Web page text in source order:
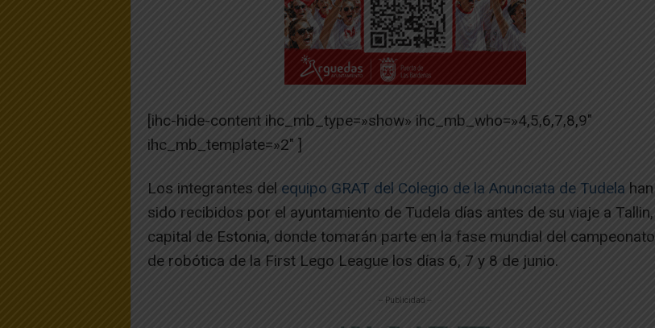
[ihc-hide-content ihc_mb_type=»show» ihc_mb_who=»4,5,6,7,8,9″
ihc_mb_template=»2″ ]
Los integrantes del equipo GRAT del Colegio de la Anunciata de Tudela han
sido recibidos por el ayuntamiento de Tudela días antes de su viaje a Tallin,
capital de Estonia, donde tomarán parte en la fase mundial del campeonato
de robótica de la First Lego League los días 6, 7 y 8 de junio.
-- Publicidad --